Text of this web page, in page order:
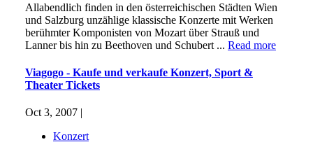
Allabendlich finden in den österreichischen Städten Wien
und Salzburg unzählige klassische Konzerte mit Werken
berühmter Komponisten von Mozart über Strauß und
Lanner bis hin zu Beethoven und Schubert ... Read more
Viagogo - Kaufe und verkaufe Konzert, Sport &
Theater Tickets
Oct 3, 2007 |
Konzert